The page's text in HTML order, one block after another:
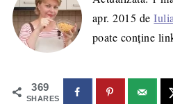
apr. 2015 de
poate conține
369
SHARES